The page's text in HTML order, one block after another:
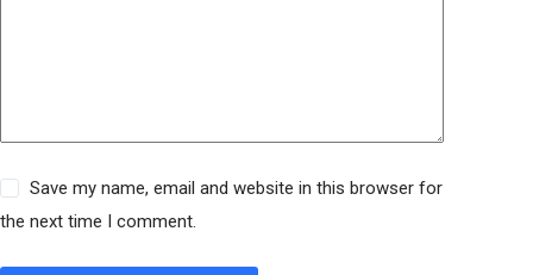
Save my name, email and website in this browser for
the next time I comment.